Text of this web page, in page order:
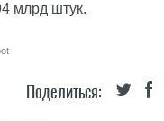
млрд штук.
Поделиться: